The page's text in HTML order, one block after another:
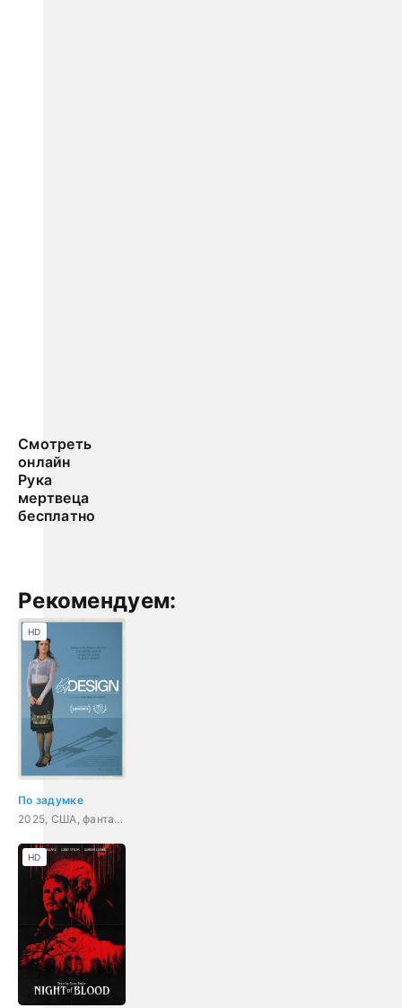
Смотреть
онлайн
Рука
мертвеца
бесплатно
Рекомендуем:
По задумке
2025, США, фантастика, драма, комедия
HD
HD